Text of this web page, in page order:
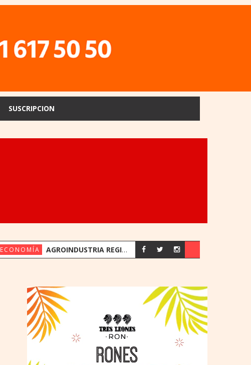
SUSCRIPCION
ECONOMÍA AGROINDUSTRIA REGISTRA SU MEJOR PRIMER SEMESTRE DESDE 2018